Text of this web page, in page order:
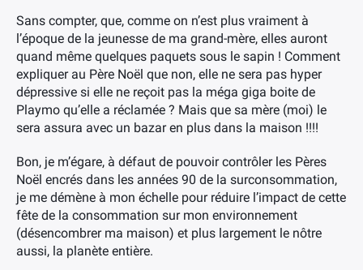
Sans compter, que, comme on n’est plus vraiment à
l’époque de la jeunesse de ma grand-mère, elles auront
quand même quelques paquets sous le sapin ! Comment
expliquer au Père Noël que non, elle ne sera pas hyper
dépressive si elle ne reçoit pas la méga giga boite de
Playmo qu’elle a réclamée ? Mais que sa mère (moi) le
sera assura avec un bazar en plus dans la maison !!!!
Bon, je m’égare, à défaut de pouvoir contrôler les Pères
Noël encrés dans les années 90 de la surconsommation,
je me démène à mon échelle pour réduire l’impact de cette
fête de la consommation sur mon environnement
(désencombrer ma maison) et plus largement le nôtre
aussi, la planète entière.